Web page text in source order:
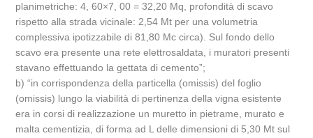
planimetriche: 4, 60×7, 00 = 32,20 Mq, profondità di scavo
rispetto alla strada vicinale: 2,54 Mt per una volumetria
complessiva ipotizzabile di 81,80 Mc circa). Sul fondo dello
scavo era presente una rete elettrosaldata, i muratori presenti
stavano effettuando la gettata di cemento”;
b) “in corrispondenza della particella (omissis) del foglio
(omissis) lungo la viabilità di pertinenza della vigna esistente
era in corsi di realizzazione un muretto in pietrame, murato e
malta cementizia, di forma ad L delle dimensioni di 5,30 Mt sul